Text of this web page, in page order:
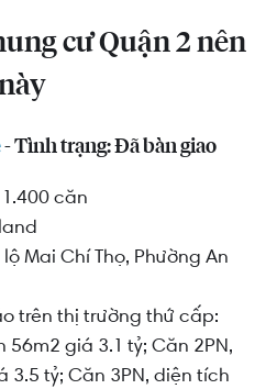
cư Quận 2 nên
- Tình trạng: Đã bàn giao
căn
Mai Chí Thọ, Phường An
trên thị trường thứ cấp:
56m2 giá 3.1 tỷ; Căn 2PN,
3.5 tỷ; Căn 3PN, diện tích